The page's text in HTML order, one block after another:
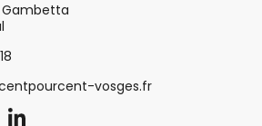
Gambetta
vosges.fr